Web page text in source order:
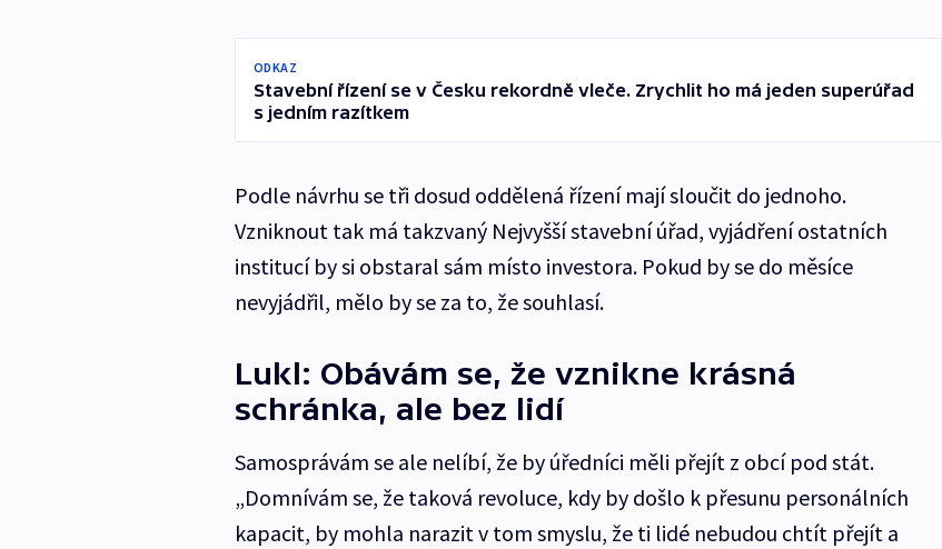
ODKAZ
Stavební řízení se v Česku rekordně vleče. Zrychlit ho má jeden superúřad
s jedním razítkem
Podle návrhu se tři dosud oddělená řízení mají sloučit do jednoho.
Vzniknout tak má takzvaný Nejvyšší stavební úřad, vyjádření ostatních
institucí by si obstaral sám místo investora. Pokud by se do měsíce
nevyjádřil, mělo by se za to, že souhlasí.
Lukl: Obávám se, že vznikne krásná
schránka, ale bez lidí
Samosprávám se ale nelíbí, že by úředníci měli přejít z obcí pod stát.
„Domnívám se, že taková revoluce, kdy by došlo k přesunu personálních
kapacit, by mohla narazit v tom smyslu, že ti lidé nebudou chtít přejít a